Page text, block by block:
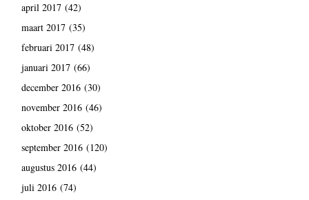
april 2017(42)
maart 2017(35)
februari 2017(48)
januari 2017(66)
december 2016(30)
november 2016(46)
oktober 2016(52)
september 2016(120)
augustus 2016(44)
juli 2016(74)